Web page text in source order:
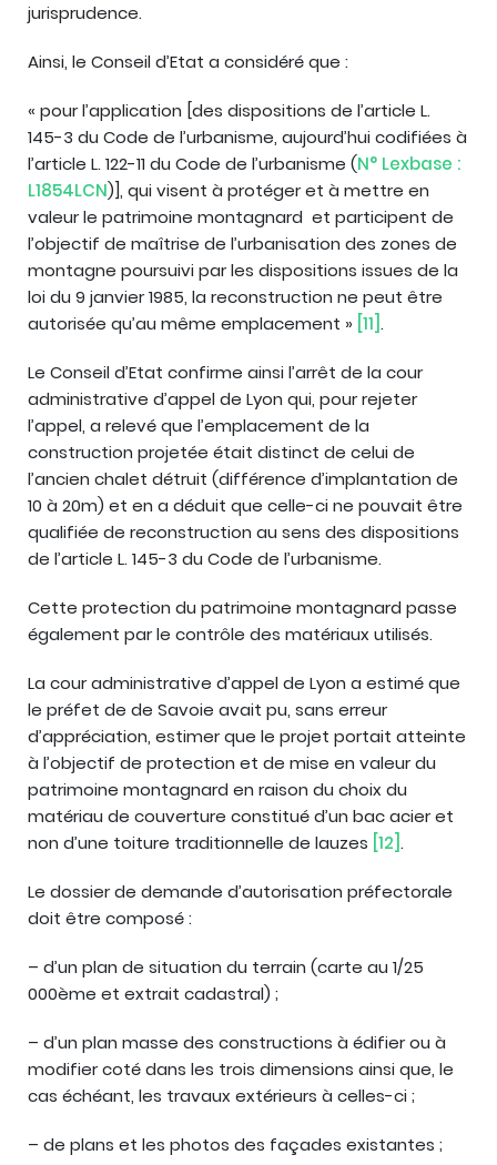
jurisprudence.
Ainsi, le Conseil d’Etat a considéré que :
« pour l’application [des dispositions de l’article L.
145-3 du Code de l’urbanisme, aujourd’hui codifiées à
l’article L. 122-11 du Code de l’urbanisme (N° Lexbase :
L1854LCN)], qui visent à protéger et à mettre en
valeur le patrimoine montagnard et participent de
l’objectif de maîtrise de l’urbanisation des zones de
montagne poursuivi par les dispositions issues de la
loi du 9 janvier 1985, la reconstruction ne peut être
autorisée qu’au même emplacement » [11] .
Le Conseil d’Etat confirme ainsi l’arrêt de la cour
administrative d’appel de Lyon qui, pour rejeter
l’appel, a relevé que l’emplacement de la
construction projetée était distinct de celui de
l’ancien chalet détruit (différence d’implantation de
10 à 20m) et en a déduit que celle-ci ne pouvait être
qualifiée de reconstruction au sens des dispositions
de l’article L. 145-3 du Code de l’urbanisme.
Cette protection du patrimoine montagnard passe
également par le contrôle des matériaux utilisés.
La cour administrative d’appel de Lyon a estimé que
le préfet de de Savoie avait pu, sans erreur
d’appréciation, estimer que le projet portait atteinte
à l’objectif de protection et de mise en valeur du
patrimoine montagnard en raison du choix du
matériau de couverture constitué d’un bac acier et
non d’une toiture traditionnelle de lauzes [12] .
Le dossier de demande d’autorisation préfectorale
doit être composé :
– d’un plan de situation du terrain (carte au 1/25
000ème et extrait cadastral) ;
– d’un plan masse des constructions à édifier ou à
modifier coté dans les trois dimensions ainsi que, le
cas échéant, les travaux extérieurs à celles-ci ;
– de plans et les photos des façades existantes ;